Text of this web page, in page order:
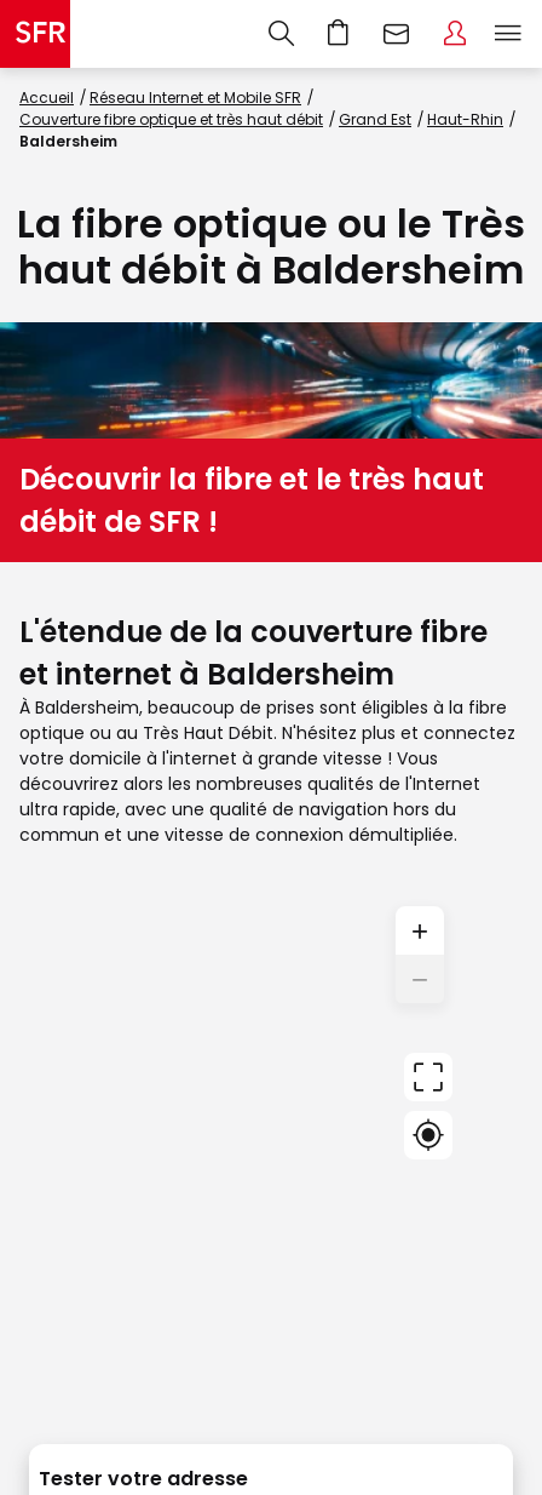
Accueil
Réseau Internet et Mobile SFR
Couverture fibre optique et très haut débit
Grand Est
Haut-Rhin
Baldersheim
La fibre optique ou le Très
haut débit à Baldersheim
Découvrir la fibre et le très haut
débit de SFR !
L'étendue de la couverture fibre
et internet à Baldersheim
À Baldersheim, beaucoup de prises sont éligibles à la fibre
optique ou au Très Haut Débit. N'hésitez plus et connectez
votre domicile à l'internet à grande vitesse ! Vous
découvrirez alors les nombreuses qualités de l'Internet
ultra rapide, avec une qualité de navigation hors du
commun et une vitesse de connexion démultipliée.
+
−
Tester votre adresse